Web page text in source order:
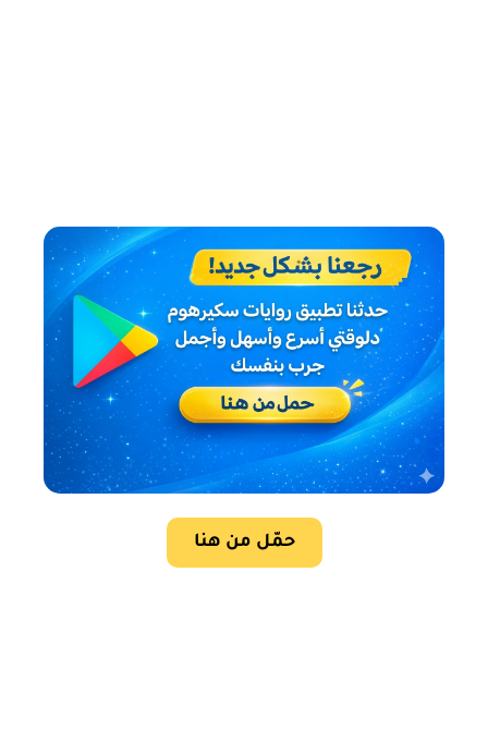
حمّل من هنا